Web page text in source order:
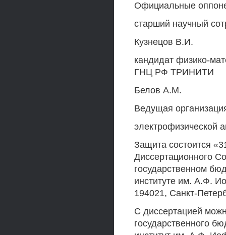
Официальные
старший научный
Кузнецов В.И.
кандидат физико-
ГНЦ РФ ТРИНИТИ
Белов A.M.
Ведущая
электрофизической
Защита состоится
Диссертационного
государственном
институте им. А.Ф.
194021, Санкт-
С диссертацией
государственного